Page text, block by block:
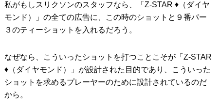
私がもしスリクソンのスタッフなら、「Z-STAR ♦︎（ダイヤ
モンド）」の全ての広告に、この時のショットと９番パー
３のティーショットを入れるだろう。
なぜなら、こういったショットを打つことこそが「Z-STAR
♦︎（ダイヤモンド）」が設計された目的であり、こういった
ショットを求めるプレーヤーのために設計されているのだ
から。